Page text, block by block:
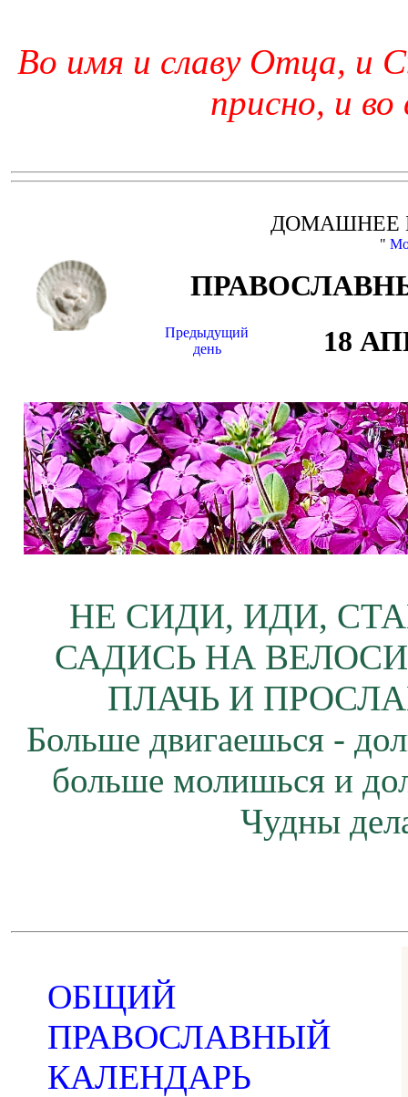
Во имя и славу Отца, и
присно, и во
ДОМАШНЕЕ
"
Предыдущий
день
18
НЕ СИДИ, ИДИ,
САДИСЬ НА
ПЛАЧЬ И
Больше двигаешься -
больше молишься и
Чудны
ОБЩИЙ
ПРАВОСЛАВНЫЙ
КАЛЕНДАРЬ